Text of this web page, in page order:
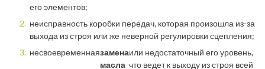
его элементов;
неисправность коробки передач, которая произошла из-за
выхода из строя или же неверной регулировки сцепления;
несвоевременнаязамена
масла
или недостаточный его уровень,
что ведет к выходу из строя всей